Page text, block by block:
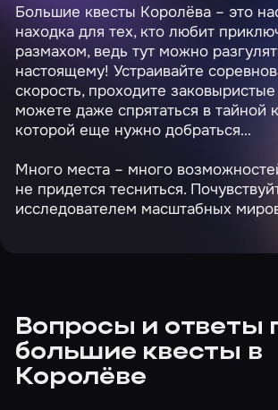
Большие квесты Королёва – это
находка для тех, кто любит
размахом, ведь тут можно
настоящему! Устраивайте
скорость, проходите
можете даже спрятаться в тайной
которой еще нужно добраться…
Много места – много
не придется тесниться.
исследователем масштабных
Вопросы и ответы
большие квесты в
Королёве